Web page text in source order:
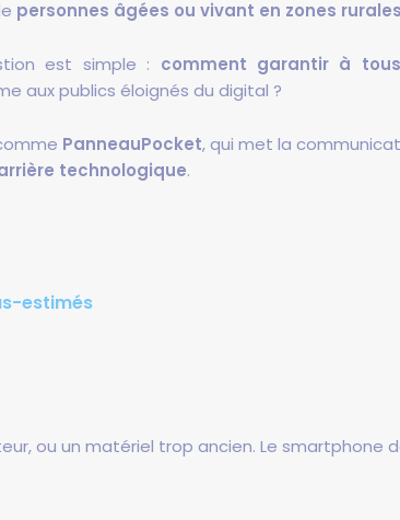
personnes âgées ou vivant en zones rurales
est simple : comment garantir à
aux publics éloignés du digital ?
PanneauPocket, qui met la
technologique.
estimés
ou un matériel trop ancien. Le smartphone